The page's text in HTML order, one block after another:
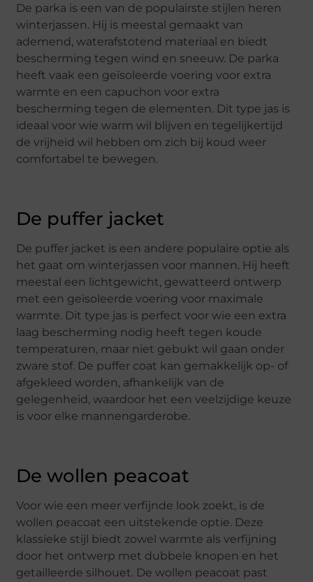
De parka is een van de populairste stijlen heren
winterjassen. Hij is meestal gemaakt van
ademend, waterafstotend materiaal en biedt
bescherming tegen wind en sneeuw. De parka
heeft vaak een geïsoleerde voering voor extra
warmte en een capuchon voor extra
bescherming tegen de elementen. Dit type jas is
ideaal voor wie warm wil blijven en tegelijkertijd
de vrijheid wil hebben om zich bij koud weer
comfortabel te bewegen.
De puffer jacket
De puffer jacket is een andere populaire optie als
het gaat om winterjassen voor mannen. Hij heeft
meestal een lichtgewicht, gewatteerd ontwerp
met een geïsoleerde voering voor maximale
warmte. Dit type jas is perfect voor wie een extra
laag bescherming nodig heeft tegen koude
temperaturen, maar niet gebukt wil gaan onder
zware stof. De puffer coat kan gemakkelijk op- of
afgekleed worden, afhankelijk van de
gelegenheid, waardoor het een veelzijdige keuze
is voor elke mannengarderobe.
De wollen peacoat
Voor wie een meer verfijnde look zoekt, is de
wollen peacoat een uitstekende optie. Deze
klassieke stijl biedt zowel warmte als verfijning
door het ontwerp met dubbele knopen en het
getailleerde silhouet. De wollen peacoat past